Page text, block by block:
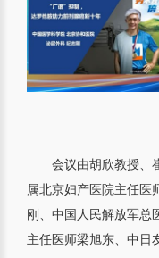
会议由胡欣教授、
属北京妇产医院主任医
刚、中国人民解放军总
主任医师梁旭东、中日